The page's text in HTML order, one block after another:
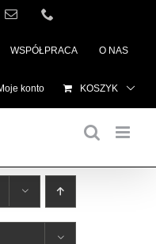
Email
WSPÓŁPRACA O NAS
konto KOSZYK